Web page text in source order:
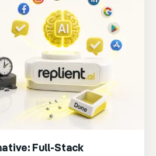
Full-Stack